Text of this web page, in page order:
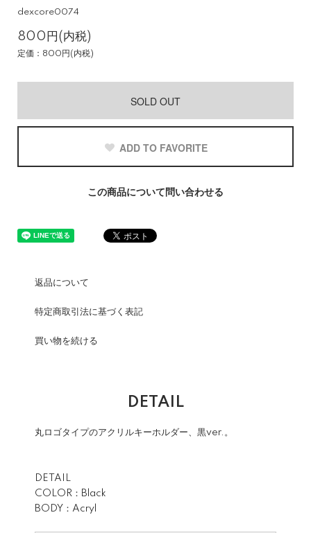
dexcore0074
800円(内税)
定価：800円(内税)
SOLD OUT
ADD TO FAVORITE
この商品について問い合わせる
返品について
特定商取引法に基づく表記
買い物を続ける
DETAIL
丸ロゴタイプのアクリルキーホルダー、黒ver.。
DETAIL
COLOR：Black
BODY：Acryl